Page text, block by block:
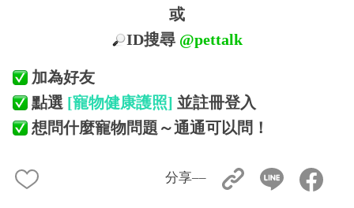
或
ID搜尋 @pettalk
加為好友
點選 [寵物健康護照] 並註冊登入
想問什麼寵物問題～通通可以問！
分享––